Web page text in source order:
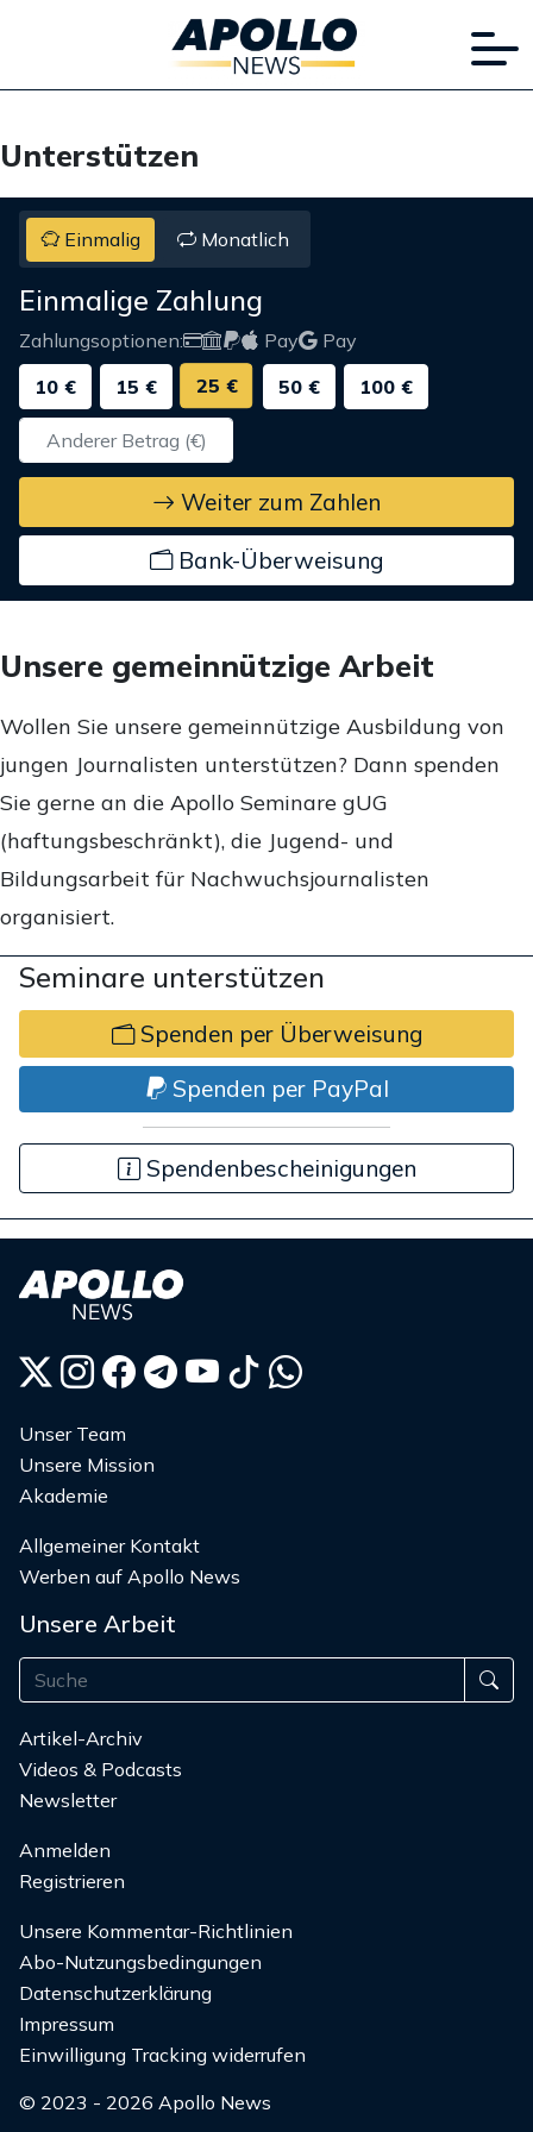
Unterstützen
Einmalig Monatlich
Einmalige Zahlung
Zahlungsoptionen: Pay
Pay
10 €
15 € 25 € 50 € 100 €
Weiter zum Zahlen
Bank-Überweisung
Unsere gemeinnützige Arbeit
Wollen Sie unsere gemeinnützige Ausbildung von
jungen Journalisten unterstützen? Dann spenden
Sie gerne an die Apollo Seminare gUG
(haftungsbeschränkt), die Jugend- und
Bildungsarbeit für Nachwuchsjournalisten
organisiert.
Seminare unterstützen
Spenden per Überweisung
Spenden per PayPal
Spendenbescheinigungen
Unser Team
Unsere Mission
Akademie
Allgemeiner Kontakt
Werben auf Apollo News
Unsere Arbeit
Artikel-Archiv
Videos & Podcasts
Newsletter
Anmelden
Registrieren
Unsere Kommentar-Richtlinien
Abo-Nutzungsbedingungen
Datenschutzerklärung
Impressum
Einwilligung Tracking widerrufen
© 2023 - 2026 Apollo News